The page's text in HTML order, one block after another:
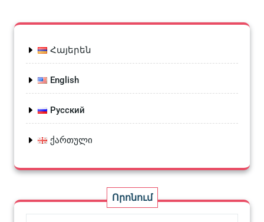
Հայերեն
English
Русский
ქართული
Որոնում